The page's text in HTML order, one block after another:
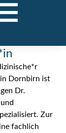
Dornbirn ist
Dr.
Zur
fachlich